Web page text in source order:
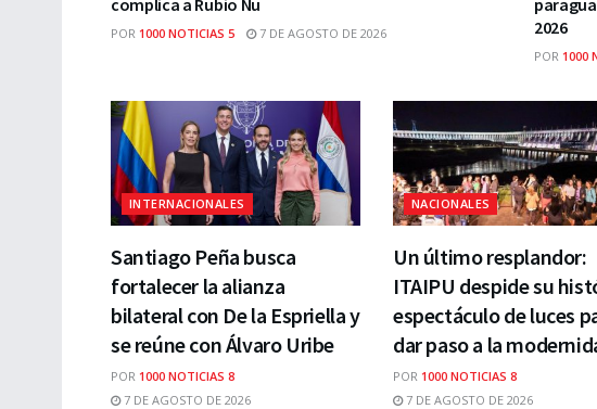
POR 1000 NOTICIAS 5 7 DE AGOSTO DE 2026
2026
POR 1000
INTERNACIONALES
Santiago Peña busca
fortalecer la alianza
bilateral con De la Espriella y
se reúne con Álvaro Uribe
POR 1000 NOTICIAS 8
7 DE AGOSTO DE 2026
NACIONALES
Un último resplandor:
ITAIPU despide su
espectáculo de luces
dar paso a la
POR 1000 NOTICIAS 8
7 DE AGOSTO DE 2026